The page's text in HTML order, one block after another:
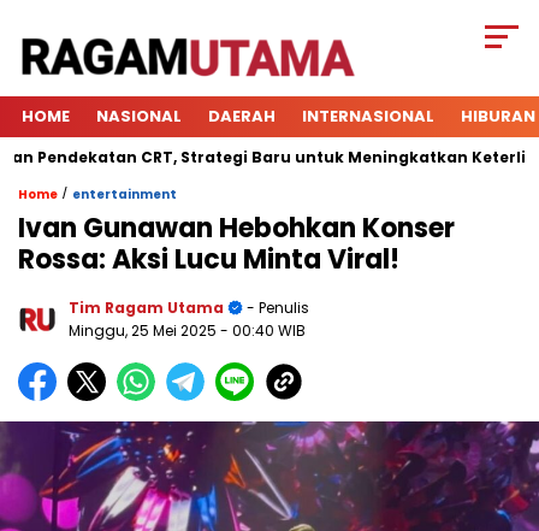
HOME NASIONAL DAERAH INTERNASIONAL HIBURAN
CRT, Strategi Baru untuk Meningkatkan Keterlibatan
Home / entertainment
Ivan Gunawan Hebohkan Konser
Rossa: Aksi Lucu Minta Viral!
Tim Ragam Utama
- Penulis
Minggu, 25 Mei 2025 - 00:40 WIB